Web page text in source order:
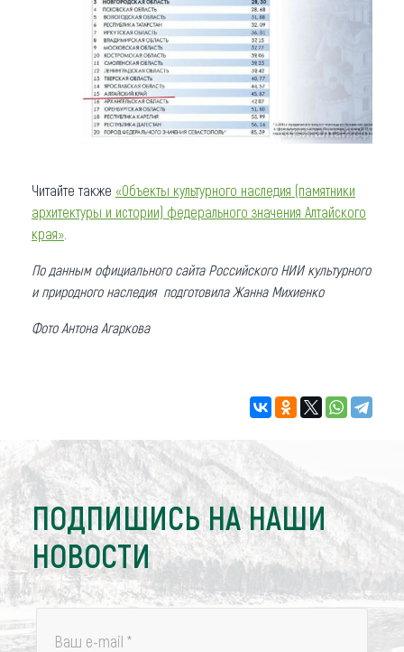
Читайте также «Объекты культурного наследия (памятники
архитектуры и истории) федерального значения Алтайского
края»
По данным официального сайта Российского НИИ культурного
и природного наследия подготовила Жанна Михиенко
Фото Антона Агаркова
ПОДПИШИСЬ НА НАШИ
НОВОСТИ
Ваш e-mail *